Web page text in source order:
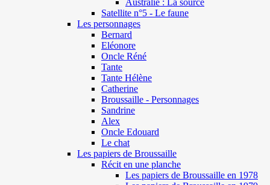
Satellite n°5 - Le faune
Les personnages
Bernard
Eléonore
Oncle Réné
Tante
Tante Hélène
Catherine
Broussaille - Personnages
Sandrine
Alex
Oncle Edouard
Le chat
Les papiers de Broussaille
Récit en une planche
Les papiers de Broussaille en 1978